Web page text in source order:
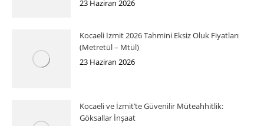
23 Haziran 2026
Kocaeli İzmit 2026 Tahmini Eksiz Oluk Fiyatları
(Metretül – Mtül)
23 Haziran 2026
Kocaeli ve İzmit’te Güvenilir Müteahhitlik:
Göksallar İnşaat